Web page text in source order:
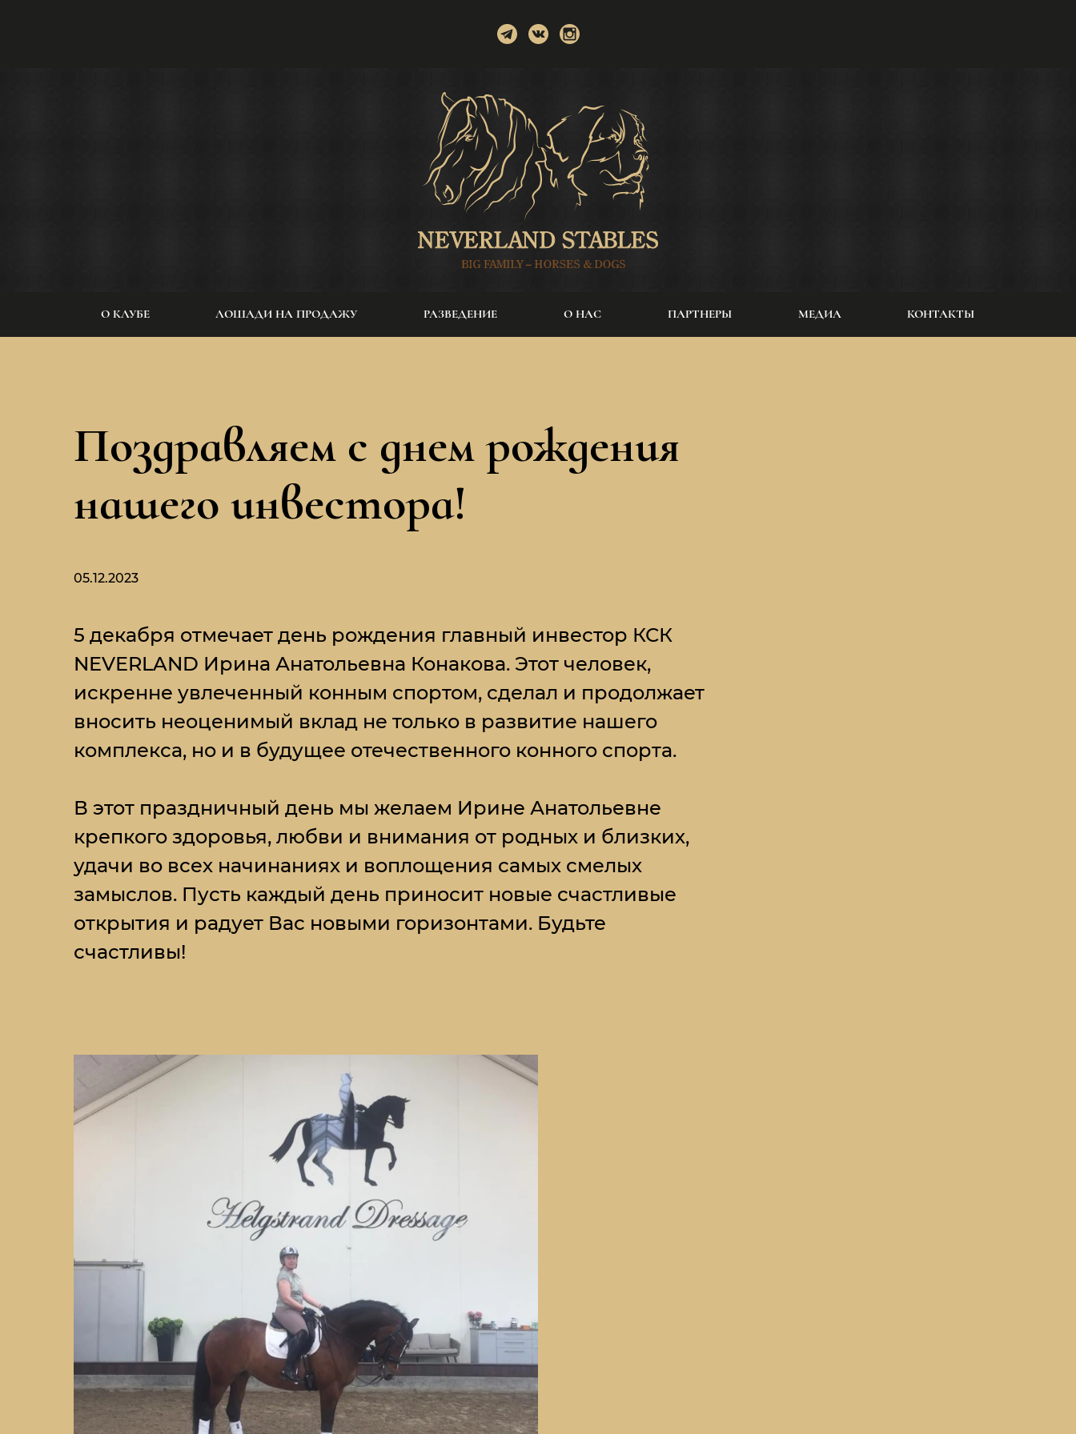
О КЛУБЕ ЛОШАДИ НА ПРОДАЖУ РАЗВЕДЕНИЕ О НАС ПАРТНЕРЫ МЕДИА КОНТАКТЫ
Поздравляем с днем рождения
нашего инвестора!
05.12.2023
5 декабря отмечает день рождения главный инвестор КСК
NEVERLAND Ирина Анатольевна Конакова. Этот человек,
искренне увлеченный конным спортом, сделал и продолжает
вносить неоценимый вклад не только в развитие нашего
комплекса, но и в будущее отечественного конного спорта.
В этот праздничный день мы желаем Ирине Анатольевне
крепкого здоровья, любви и внимания от родных и близких,
удачи во всех начинаниях и воплощения самых смелых
замыслов. Пусть каждый день приносит новые счастливые
открытия и радует Вас новыми горизонтами. Будьте
счастливы!